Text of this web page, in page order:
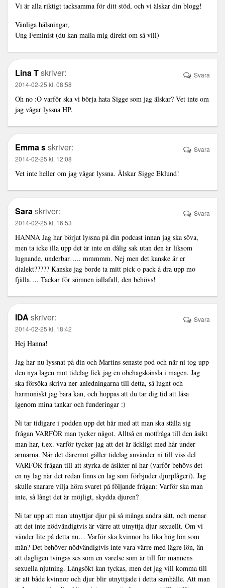
Vi är alla riktigt tacksamma för ditt stöd, och vi älskar din blogg!
Vänliga hälsningar,
Ung Feminist (du kan maila mig direkt om så vill)
Lina Tskriver:
2014-02-25 kl. 08:58
Oh no :O varför ska vi börja hata Sigge som jag älskar? Vet inte om
jag vågar lyssna HP.
Svara
Emma sskriver:
2014-02-25 kl. 12:08
Vet inte heller om jag vågar lyssna. Älskar Sigge Eklund!
Svara
Saraskriver:
2014-02-25 kl. 16:53
HANNA Jag har börjat lyssna på din podcast innan jag ska söva,
men ta icke illa upp det är inte en dålig sak utan den är liksom
lugnande, underbar….. mmmmm. Nej men det kanske är er
dialekt????? Kanske jag borde ta mitt pick o pack å dra upp mo
fjälla…. Tackar för sömnen iallafall, den behövs!
Svara
IDA skriver:
2014-02-25 kl. 18:42
Hej Hanna!
Jag har nu lyssnat på din och Martins senaste pod och när ni tog upp
den nya lagen mot tidelag fick jag en obehagskänsla i magen. Jag
ska försöka skriva ner anledningarna till detta, så lugnt och
harmoniskt jag bara kan, och hoppas att du tar dig tid att läsa
igenom mina tankar och funderingar :)
Ni tar tidigare i podden upp det här med att man ska ställa sig
frågan VARFÖR man tycker något. Alltså en motfråga till den åsikt
man har, t.ex. varför tycker jag att det är äckligt med hår under
armarna. När det däremot gäller tidelag använder ni till viss del
VARFÖR-frågan till att styrka de åsikter ni har (varför behövs det
en ny lag när det redan finns en lag som förbjuder djurplågeri). Jag
skulle snarare vilja höra svaret på följande frågan: Varför ska man
inte, så långt det är möjligt, skydda djuren?
Ni tar upp att man utnyttjar djur på så många andra sätt, och menar
att det inte nödvändigtvis är värre att utnyttja djur sexuellt. Om vi
vänder lite på detta nu… Varför ska kvinnor ha lika hög lön som
män? Det behöver nödvändigtvis inte vara värre med lägre lön, än
att dagligen tvingas ses som en varelse som är till för mannens
sexuella njutning. Långsökt kan tyckas, men det jag vill komma till
är att både kvinnor och djur blir utnyttjade i detta samhälle. Att man
Svara